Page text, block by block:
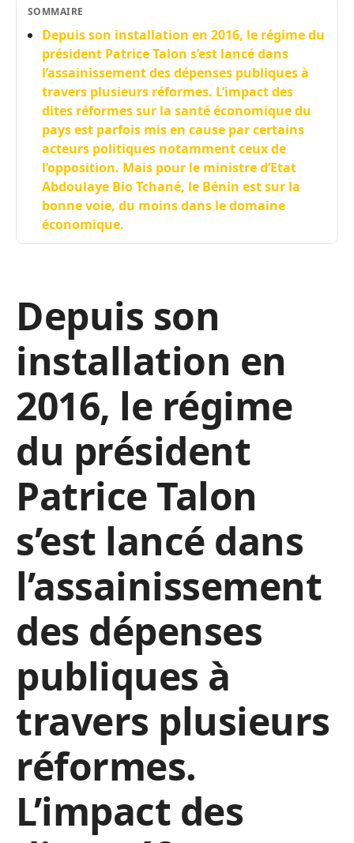
SOMMAIRE
Depuis son installation en 2016, le régime du
président Patrice Talon s’est lancé dans
l’assainissement des dépenses publiques à
travers plusieurs réformes. L’impact des
dites réformes sur la santé économique du
pays est parfois mis en cause par certains
acteurs politiques notamment ceux de
l’opposition. Mais pour le ministre d’Etat
Abdoulaye Bio Tchané, le Bénin est sur la
bonne voie, du moins dans le domaine
économique.
Depuis son
installation en
2016, le régime
du président
Patrice Talon
s’est lancé dans
l’assainissement
des dépenses
publiques à
travers plusieurs
réformes.
L’impact des